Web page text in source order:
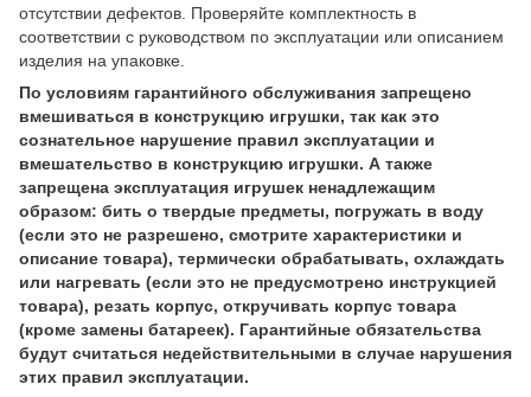
отсутствии дефектов. Проверяйте комплектность в
соответствии с руководством по эксплуатации или описанием
изделия на упаковке.
По условиям гарантийного обслуживания запрещено
вмешиваться в конструкцию игрушки, так как это
сознательное нарушение правил эксплуатации и
вмешательство в конструкцию игрушки. А также
запрещена эксплуатация игрушек ненадлежащим
образом: бить о твердые предметы, погружать в воду
(если это не разрешено, смотрите характеристики и
описание товара), термически обрабатывать, охлаждать
или нагревать (если это не предусмотрено инструкцией
товара), резать корпус, откручивать корпус товара
(кроме замены батареек). Гарантийные обязательства
будут считаться недействительными в случае нарушения
этих правил эксплуатации.